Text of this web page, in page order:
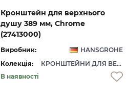
Кронштейн для верхнього
душу 389 мм, Chrome
(27413000)
Виробник:
HANSGROHE
Колекція:
КРОНШТЕЙНИ ДЛЯ ВЕРХНЬОГО ДУШУ
В наявності